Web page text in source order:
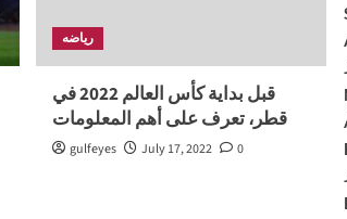
رياضه
قبل بداية كأس العالم 2022 في
قطر، تعرف على أهم المعلومات
gulfeyes July 17, 2022 0